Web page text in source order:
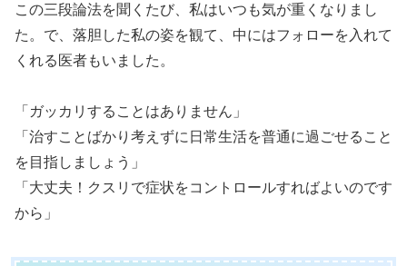
この三段論法を聞くたび、私はいつも気が重くなりまし
た。で、落胆した私の姿を観て、中にはフォローを入れて
くれる医者もいました。
「ガッカリすることはありません」
「治すことばかり考えずに日常生活を普通に過ごせること
を目指しましょう」
「大丈夫！クスリで症状をコントロールすればよいのです
から」